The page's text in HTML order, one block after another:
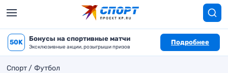
50K Бонусы на спортивные матчи
Эксклюзивные акции, розыгрыши призов
Подробнее
Спорт Футбол